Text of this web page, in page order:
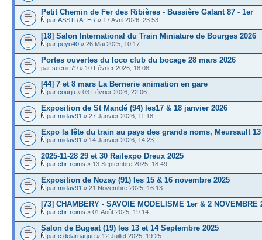
Petit Chemin de Fer des Ribières - Bussière Galant 87 - 1er
par ASSTRAFER » 17 Avril 2026, 23:53
[18] Salon International du Train Miniature de Bourges 2026
par peyo40 » 26 Mai 2025, 10:17
Portes ouvertes du loco club du bocage 28 mars 2026
par scenic79 » 10 Février 2026, 18:08
[44] 7 et 8 mars La Bernerie animation en gare
par courju » 03 Février 2026, 22:06
Exposition de St Mandé (94) les17 & 18 janvier 2026
par midav91 » 27 Janvier 2026, 11:18
Expo la fête du train au pays des grands noms, Meursault 13
par midav91 » 14 Janvier 2026, 14:23
2025-11-28 29 et 30 Railexpo Dreux 2025
par cbr-reims » 13 Septembre 2025, 18:49
Exposition de Nozay (91) les 15 & 16 novembre 2025
par midav91 » 21 Novembre 2025, 16:13
[73] CHAMBERY - SAVOIE MODELISME 1er & 2 NOVEMBRE
par cbr-reims » 01 Août 2025, 19:14
Salon de Bugeat (19) les 13 et 14 Septembre 2025
par c.delarnaque » 12 Juillet 2025, 19:25